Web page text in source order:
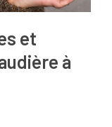
et
à